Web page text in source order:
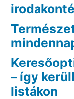
– így
listákon